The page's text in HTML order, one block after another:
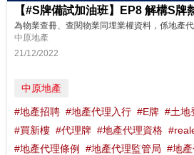
【#S牌備試加油班】EP8 解構S牌
中原地產
21/12/2022
中原地產
#地產招聘 #地產代理入行 #E牌 #土地
#買新樓 #代理牌 #地產代理資格
#地產代理條例 #地產代理監管局 #地